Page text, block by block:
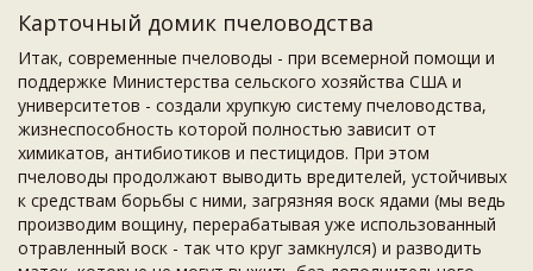
Карточный домик пчеловодства
Итак, современные пчеловоды - при всемерной помощи и
поддержке Министерства сельского хозяйства США и
университетов - создали хрупкую систему пчеловодства,
жизнеспособность которой полностью зависит от
химикатов, антибиотиков и пестицидов. При этом
пчеловоды продолжают выводить вредителей, устойчивых
к средствам борьбы с ними, загрязняя воск ядами (мы ведь
производим вощину, перерабатывая уже использованный
отравленный воск - так что круг замкнулся) и разводить